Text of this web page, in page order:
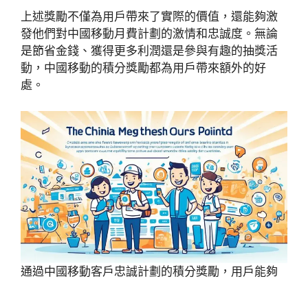
上述獎勵不僅為用戶帶來了實際的價值，還能夠激
發他們對中國移動月費計劃的激情和忠誠度。無論
是節省金錢、獲得更多利潤還是參與有趣的抽獎活
動，中國移動的積分獎勵都為用戶帶來額外的好
處。
通過中國移動客戶忠誠計劃的積分獎勵，用戶能夠